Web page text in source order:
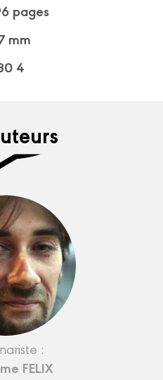
pages
mm
4
:
FELIX